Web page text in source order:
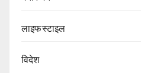
लाइफस्टाइल
विदेश